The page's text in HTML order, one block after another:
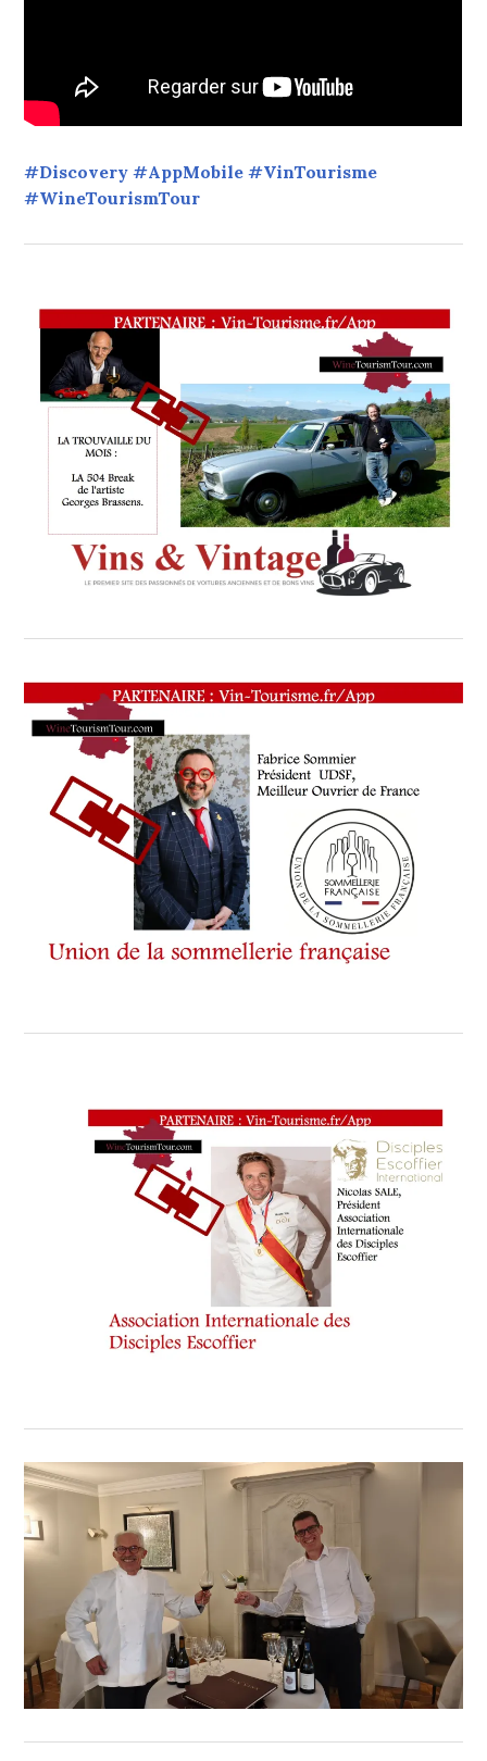
#Discovery #AppMobile #VinTourisme
#WineTourismTour